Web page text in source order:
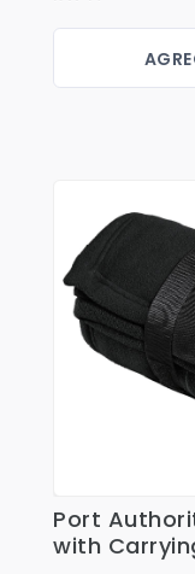
Shorts
Sweaters
T-shirts
Port
with